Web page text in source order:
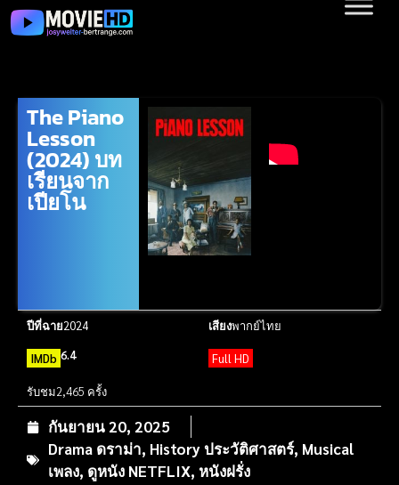
The Piano
Lesson
(2024) บท
เรียนจาก
เปียโน
ปีที่ฉาย2024 เสียงพากย์ไทย
IMDb 6.4 Full HD
รับชม2,465 ครั้ง
กันยายน 20, 2025
Drama ดราม่า, History ประวัติศาสตร์, Musical
เพลง, ดูหนัง NETFLIX, หนังฝรั่ง